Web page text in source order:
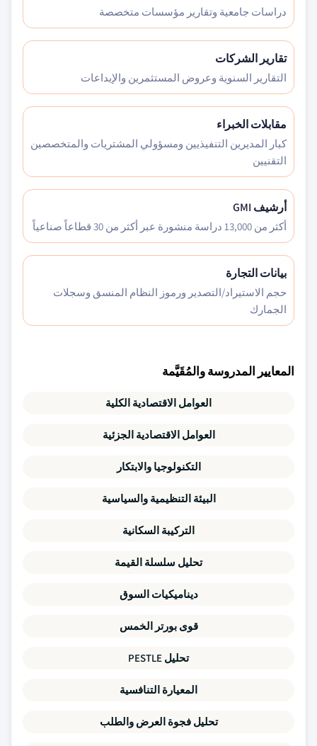
دراسات جامعية وتقارير مؤسسات متخصصة
تقارير الشركات
التقارير السنوية وعروض المستثمرين والإيداعات
مقابلات الخبراء
كبار المديرين التنفيذيين ومسؤولي المشتريات والمتخصصين
التقنيين
أرشيف GMI
أكثر من 13,000 دراسة منشورة عبر أكثر من 30 قطاعاً صناعياً
بيانات التجارة
حجم الاستيراد/التصدير ورموز النظام المنسق وسجلات
الجمارك
المعايير المدروسة والمُقَيَّمة
العوامل الاقتصادية الكلية
العوامل الاقتصادية الجزئية
التكنولوجيا والابتكار
البيئة التنظيمية والسياسية
التركيبة السكانية
تحليل سلسلة القيمة
ديناميكيات السوق
قوى بورتر الخمس
تحليل PESTLE
المعيارة التنافسية
تحليل فجوة العرض والطلب